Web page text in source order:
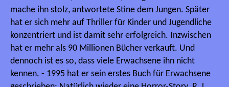
mache ihn stolz, antwortete Stine dem Jungen. Später
hat er sich mehr auf Thriller für Kinder und Jugendliche
konzentriert und ist damit sehr erfolgreich. Inzwischen
hat er mehr als 90 Millionen Bücher verkauft. Und
dennoch ist es so, dass viele Erwachsene ihn nicht
kennen. - 1995 hat er sein erstes Buch für Erwachsene